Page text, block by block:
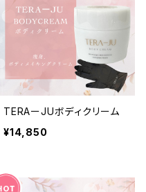
TERAーJUボディクリーム
¥14,850